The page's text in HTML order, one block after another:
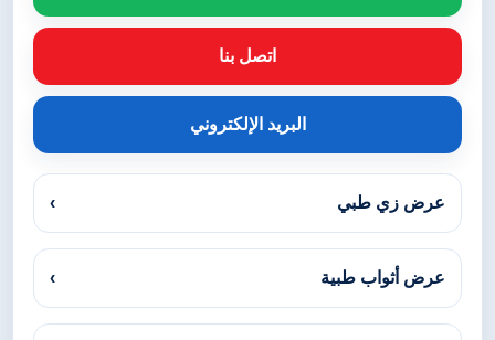
اتصل بنا
البريد الإلكتروني
عرض زي طبي ›
عرض أثواب طبية ›